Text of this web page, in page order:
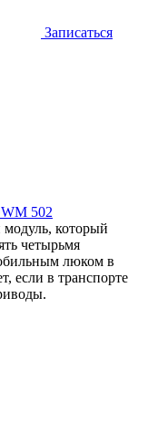
Записаться
502
который
четырьмя
люком в
если в транспорте